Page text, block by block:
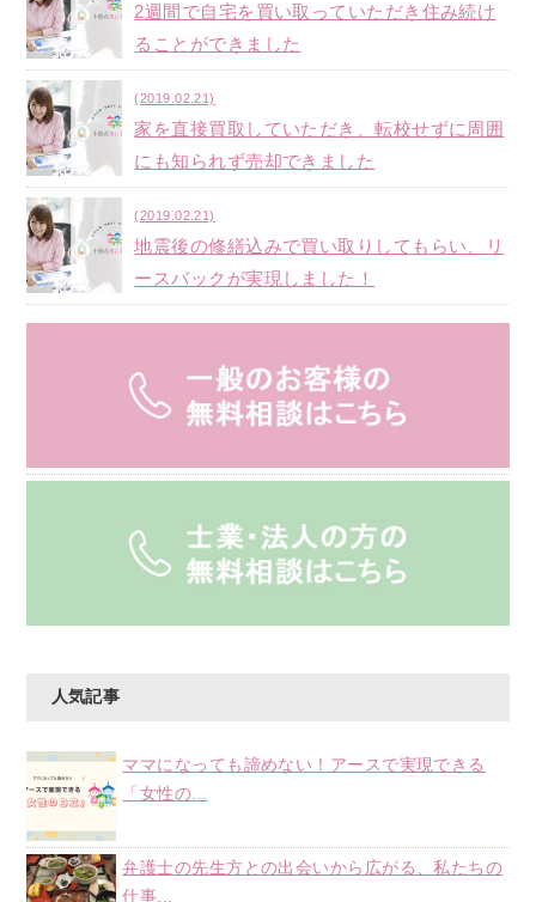
2週間で自宅を買い取っていただき住み続け
ることができました
(2019.02.21)
家を直接買取していただき、転校せずに周囲
にも知られず売却できました
(2019.02.21)
地震後の修繕込みで買い取りしてもらい、リ
ースバックが実現しました！
人気記事
ママになっても諦めない！アースで実現できる
「女性の...
弁護士の先生方との出会いから広がる、私たちの
仕事...